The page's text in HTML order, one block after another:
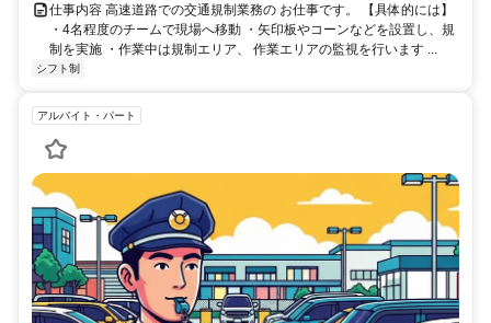
仕事内容 高速道路での交通規制業務の お仕事です。 【具体的には】
・4名程度のチームで現場へ移動 ・矢印板やコーンなどを設置し、規
制を実施 ・作業中は規制エリア、 作業エリアの監視を行います ...
シフト制
アルバイト・パート